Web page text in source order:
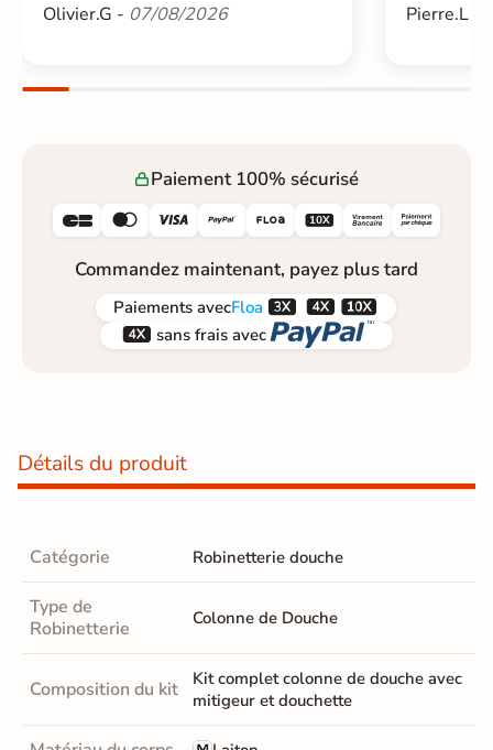
Olivier.G - 07/08/2026 Pierre.L -
Paiement 100% sécurisé
     
Commandez maintenant, payez plus tard
Paiements avecFloa  
 sans frais avec 
Détails du produit
Catégorie Robinetterie douche
Type de
Robinetterie
Colonne de Douche
Composition du kit
Kit complet colonne de douche avec
mitigeur et douchette